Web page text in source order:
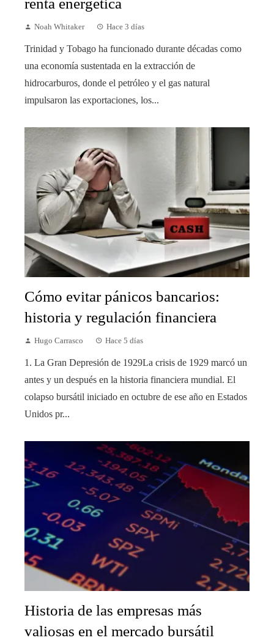
Noah Whitaker Hace 3 días
Trinidad y Tobago ha funcionado durante décadas como
una economía sustentada en la extracción de
hidrocarburos, donde el petróleo y el gas natural
impulsaron las exportaciones, los...
Cómo evitar pánicos bancarios:
historia y regulación financiera
Hugo Carrasco Hace 5 días
1. La Gran Depresión de 1929La crisis de 1929 marcó un
antes y un después en la historia financiera mundial. El
colapso bursátil iniciado en octubre de ese año en Estados
Unidos pr...
Historia de las empresas más
valiosas en el mercado bursátil